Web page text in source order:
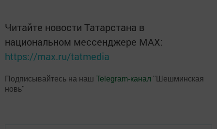
Читайте новости Татарстана в
национальном мессенджере MАХ:
https://max.ru/tatmedia
Подписывайтесь на наш Telegram-канал "Шешминская
новь"